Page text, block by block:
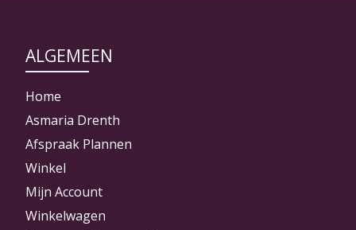
ALGEMEEN
Home
Asmaria Drenth
Afspraak Plannen
Winkel
Mijn Account
Winkelwagen